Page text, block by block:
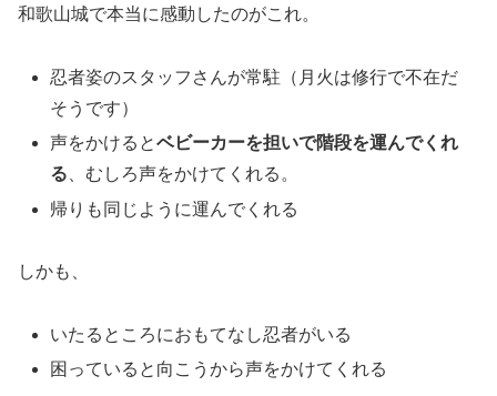
和歌山城で本当に感動したのがこれ。
忍者姿のスタッフさんが常駐（月火は修行で不在だ
そうです）
声をかけるとベビーカーを担いで階段を運んでくれ
る 、むしろ声をかけてくれる。
帰りも同じように運んでくれる
しかも、
いたるところにおもてなし忍者がいる
困っていると向こうから声をかけてくれる